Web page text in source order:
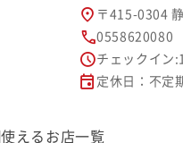
〒415-0304
0558620080
チェックイン
定休日：不定
使えるお店一覧